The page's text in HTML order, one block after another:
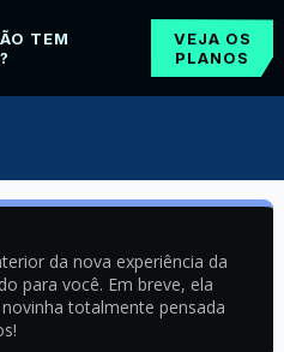
TEM
VEJA OS
PLANOS
da nova experiência da
para você. Em breve, ela
totalmente pensada